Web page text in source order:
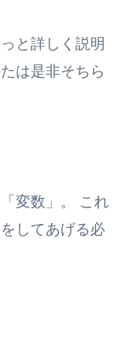
と詳しく説明
は是非そちら
変数」。 これ
してあげる必